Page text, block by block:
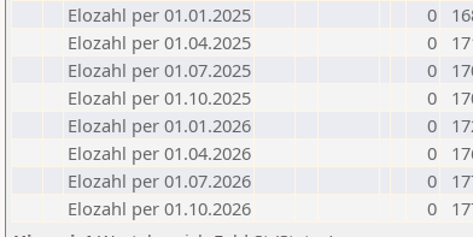
Elozahl per 01.01.2025
0
Elozahl per 01.04.2025
0
Elozahl per 01.07.2025
0
Elozahl per 01.10.2025
0
Elozahl per 01.01.2026
0
Elozahl per 01.04.2026
0
Elozahl per 01.07.2026
0
Elozahl per 01.10.2026
0